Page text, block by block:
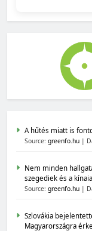
A hűtés miatt is
Source: greenfo.hu
Nem minden
szegediek és a
Source: greenfo.hu
Szlovákia
Magyarországra